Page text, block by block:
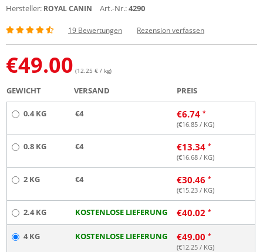
Hersteller: ROYAL CANIN Art.-Nr.:4290
19 Bewertungen Rezension verfassen
€49.00 (12.25 € / kg)
GEWICHT VERSAND PREIS
0.4 KG €4 €6.74
(€16.85 / KG)
0.8 KG €4 €13.34
(€16.68 / KG)
2 KG €4 €30.46
(€15.23 / KG)
2.4 KG KOSTENLOSE LIEFERUNG €40.02
4 KG KOSTENLOSE LIEFERUNG €49.00
(€12.25 / KG)